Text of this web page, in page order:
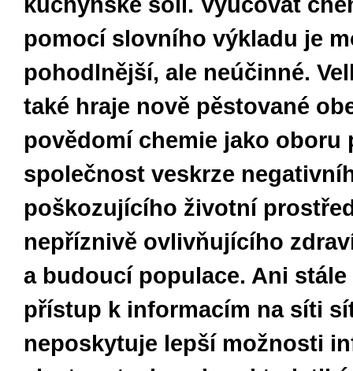
pomocí slovního výkladu je
pohodlnější, ale neúčinné.
také hraje nově pěstované
povědomí chemie jako oboru
společnost veskrze
poškozujícího životní
nepříznivě ovlivňujícího
a budoucí populace. Ani
přístup k informacím na síti
neposkytuje lepší možnosti